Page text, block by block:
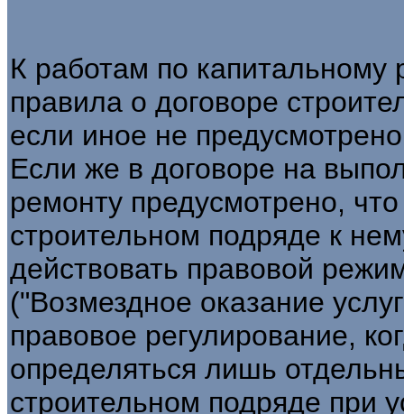
К работам по капитальному
правила о договоре
если иное не
Если же в договоре на
ремонту предусмотрено,
строительном подряде к
действовать правовой
("Возмездное оказание
правовое регулирование,
определяться лишь
строительном подряде при